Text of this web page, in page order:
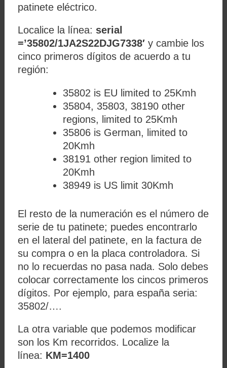
patinete eléctrico.
Localice la línea: serial
=’35802/1JA2S22DJG7338′ y cambie los
cinco primeros dígitos de acuerdo a tu
región:
35802 is EU limited to 25Kmh
35804, 35803, 38190 other
regions, limited to 25Kmh
35806 is German, limited to
20Kmh
38191 other region limited to
20Kmh
38949 is US limit 30Kmh
El resto de la numeración es el número de
serie de tu patinete; puedes encontrarlo
en el lateral del patinete, en la factura de
su compra o en la placa controladora. Si
no lo recuerdas no pasa nada. Solo debes
colocar correctamente los cincos primeros
dígitos. Por ejemplo, para españa seria:
35802/….
La otra variable que podemos modificar
son los Km recorridos. Localize la
línea: KM=1400